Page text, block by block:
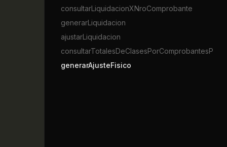
consultarLiquidacionXNroComprobante
generarLiquidacion
ajustarLiquidacion
generarAjusteFisico